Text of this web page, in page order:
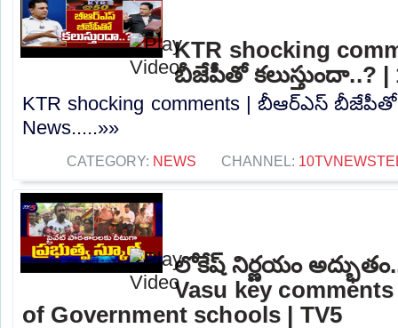
KTR shocking
బీజేపీతో కలుస్తుందా..? |
KTR shocking comments | బీఆర్ఎస్ బీజేపీతో
News.....»»
CATEGORY: NEWS CHANNEL:
లోకేష్ నిర్ణయం
Vasu key
of Government schools | TV5